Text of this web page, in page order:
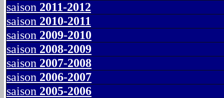
saison 2011-2012
saison 2010-2011
saison 2009-2010
saison 2008-2009
saison 2007-2008
saison 2006-2007
saison 2005-2006